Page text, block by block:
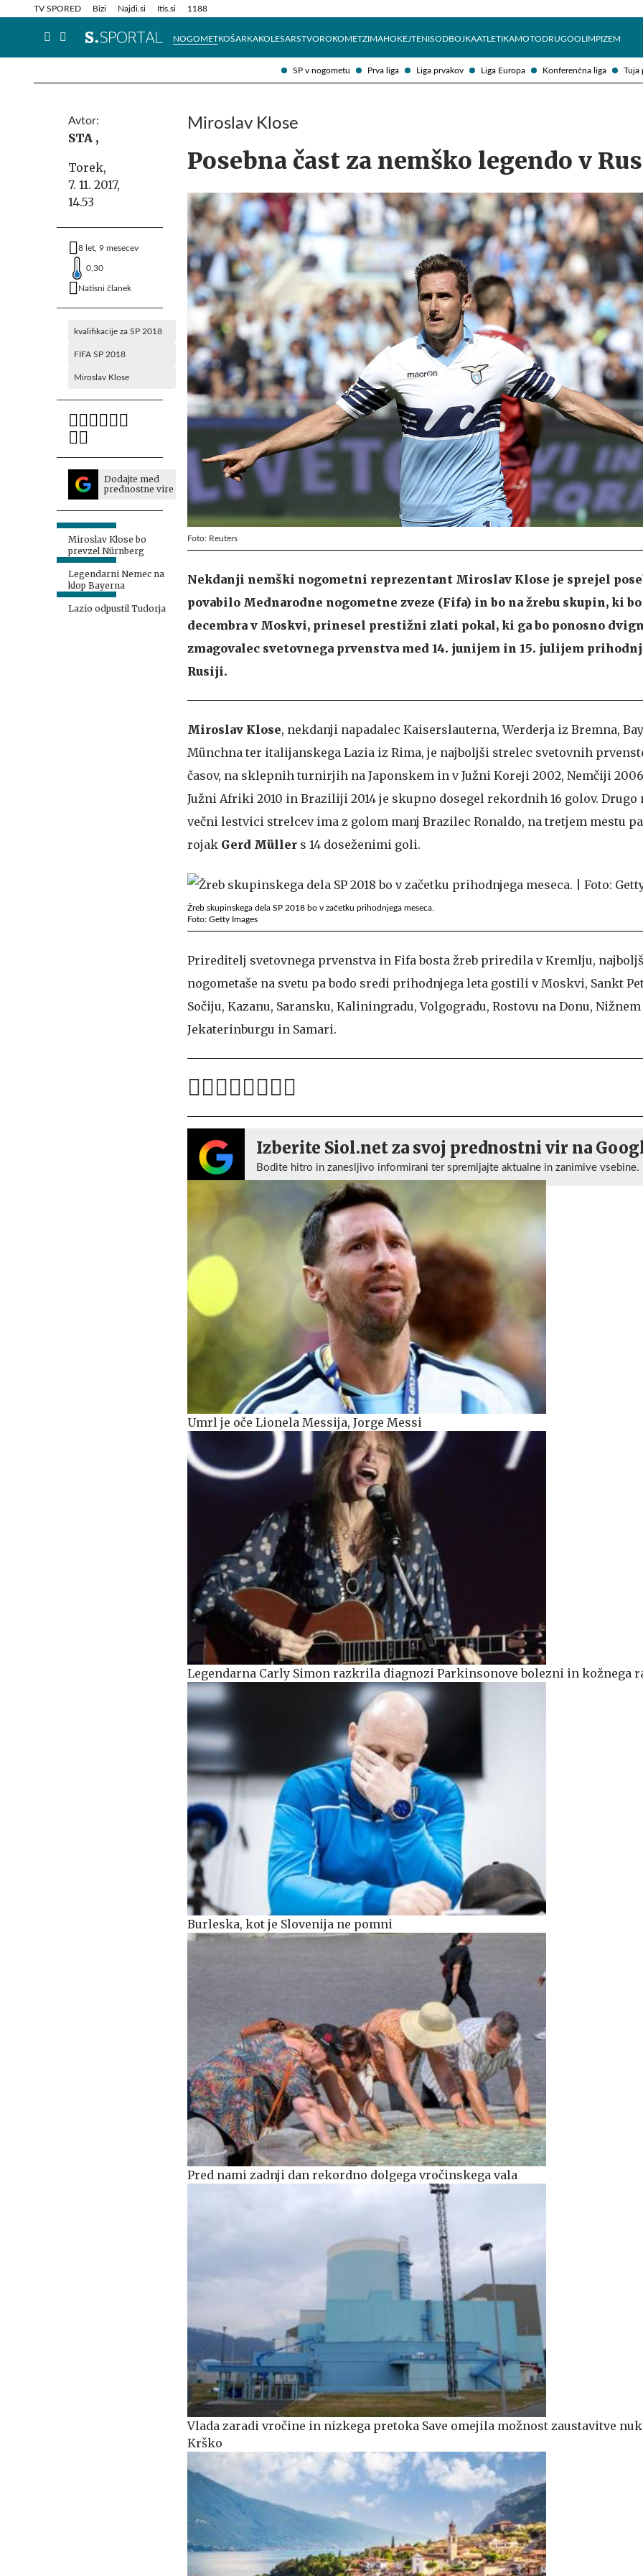
SP v nogometu Prva liga Liga prvakov Liga Europa Konferenčna liga Tuja
TV SPORED Bizi Najdi.si Itis.si 1188
NOGOMETKOŠARKAKOLESARSTVOROKOMETZIMAHOKEJTENISODBOJKAATLETIKAMOTODRUGOOLIMPIZEM
Info in obvestila Tehnik
Avtor:
STA ,
Torek,
7. 11. 2017,
14.53
8 let, 9 mesecev
0,30
Natisni članek
kvalifikacije za SP 2018
FIFA SP 2018
Miroslav Klose
Dodajte med
prednostne vire
Miroslav Klose bo
prevzel Nürnberg
Legendarni Nemec na
klop Bayerna
Lazio odpustil Tudorja
Miroslav Klose
Posebna čast za nemško legendo v
Foto: Reuters
Nekdanji nemški nogometni reprezentant Miroslav Klose je sprejel
povabilo Mednarodne nogometne zveze (Fifa) in bo na žrebu skupin, ki bo
decembra v Moskvi, prinesel prestižni zlati pokal, ki ga bo ponosno
zmagovalec svetovnega prvenstva med 14. junijem in 15. julijem
Rusiji.
Miroslav Klose, nekdanji napadalec Kaiserslauterna, Werderja iz Bremna,
Münchna ter italijanskega Lazia iz Rima, je najboljši strelec svetovnih
časov, na sklepnih turnirjih na Japonskem in v Južni Koreji 2002, Nemčiji
Južni Afriki 2010 in Braziliji 2014 je skupno dosegel rekordnih 16 golov. Drugo
večni lestvici strelcev ima z golom manj Brazilec Ronaldo, na tretjem mestu
rojak Gerd Müller s 14 doseženimi goli.
Žreb skupinskega dela SP 2018 bo v začetku prihodnjega meseca.
Foto: Getty Images
Prireditelj svetovnega prvenstva in Fifa bosta žreb priredila v Kremlju,
nogometaše na svetu pa bodo sredi prihodnjega leta gostili v Moskvi, Sankt
Sočiju, Kazanu, Saransku, Kaliningradu, Volgogradu, Rostovu na Donu,
Jekaterinburgu in Samari.
Izberite Siol.net za svoj prednostni vir na
Bodite hitro in zanesljivo informirani ter spremljajte aktualne in zanimive vsebine.
Umrl je oče Lionela Messija, Jorge Messi
Legendarna Carly Simon razkrila diagnozi Parkinsonove bolezni in kožnega
Burleska, kot je Slovenija ne pomni
Pred nami zadnji dan rekordno dolgega vročinskega vala
Vlada zaradi vročine in nizkega pretoka Save omejila možnost zaustavitve
Krško